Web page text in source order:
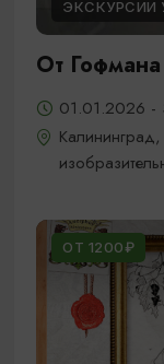
ЭКСКУРСИИ
От
01.01.2026 -
ОТ 1200₽